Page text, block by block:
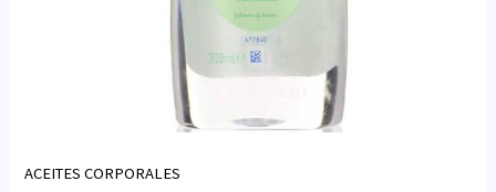
ACEITES CORPORALES